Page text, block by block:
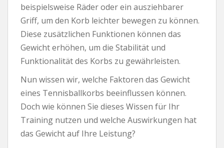
beispielsweise Räder oder ein ausziehbarer
Griff, um den Korb leichter bewegen zu können.
Diese zusätzlichen Funktionen können das
Gewicht erhöhen, um die Stabilität und
Funktionalität des Korbs zu gewährleisten.
Nun wissen wir, welche Faktoren das Gewicht
eines Tennisballkorbs beeinflussen können.
Doch wie können Sie dieses Wissen für Ihr
Training nutzen und welche Auswirkungen hat
das Gewicht auf Ihre Leistung?